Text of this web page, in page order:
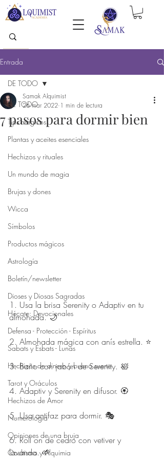
Entrada
DE TODO
Tips mágicos
Plantas y aceites esenciales
Hechizos y rituales
Un mundo de magia
Brujas y dones
Wicca
Símbolos
Productos mágicos
Astrología
Boletín/newsletter
Dioses y Diosas Sagradas
Hécate: Devocionales
Defensa - Protección - Espíritus
Sabats y Esbats - Lunas
Hechizos de dinero y buena suerte
Tarot y Oráculos
Hechizos de Amor
Numerología
Opiniones de una bruja
Ocultismo y Alquimia
DE TODO
7 pasos para dormir bien
Samak Alquimist
26 mar 2022 1 min de lectura
1. Usa la brisa Serenity o Adaptiv en tu
almohada. 🌙
2. Almohada mágica con anís estrella. ⭐
3. Baño con jabón de Serenity. 🛀
4. Adaptiv y Serenity en difusor. 🏵️
5. Usa antifaz para dormir. 🎭
6. Roll on de cedro con vetiver y
lavanda. 🌱